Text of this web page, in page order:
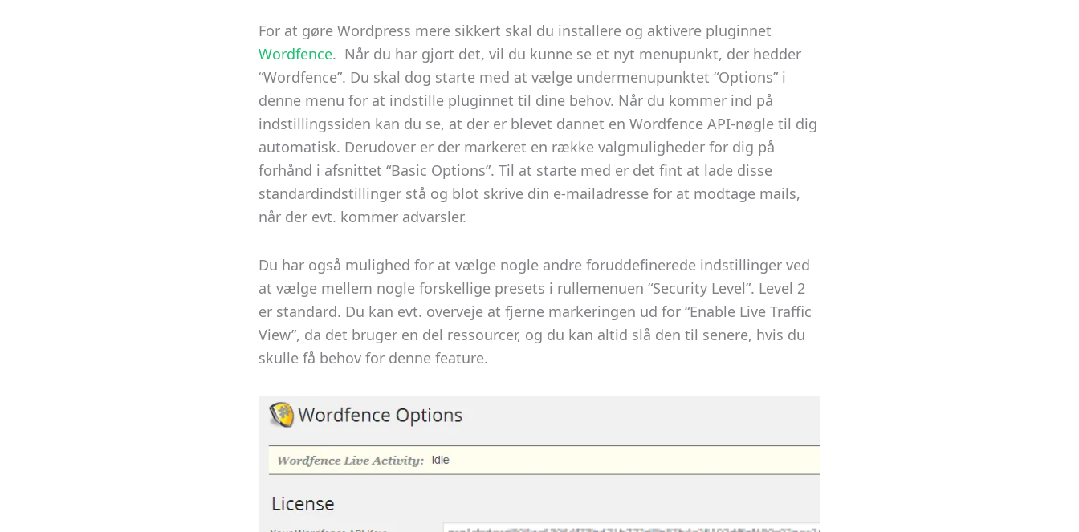
For at gøre Wordpress mere sikkert skal du installere og aktivere pluginnet
Wordfence. Når du har gjort det, vil du kunne se et nyt menupunkt, der hedder
“Wordfence”. Du skal dog starte med at vælge undermenupunktet “Options” i
denne menu for at indstille pluginnet til dine behov. Når du kommer ind på
indstillingssiden kan du se, at der er blevet dannet en Wordfence API-nøgle til dig
automatisk. Derudover er der markeret en række valgmuligheder for dig på
forhånd i afsnittet “Basic Options”. Til at starte med er det fint at lade disse
standardindstillinger stå og blot skrive din e-mailadresse for at modtage mails,
når der evt. kommer advarsler.
Du har også mulighed for at vælge nogle andre foruddefinerede indstillinger ved
at vælge mellem nogle forskellige presets i rullemenuen “Security Level”. Level 2
er standard. Du kan evt. overveje at fjerne markeringen ud for “Enable Live Traffic
View”, da det bruger en del ressourcer, og du kan altid slå den til senere, hvis du
skulle få behov for denne feature.